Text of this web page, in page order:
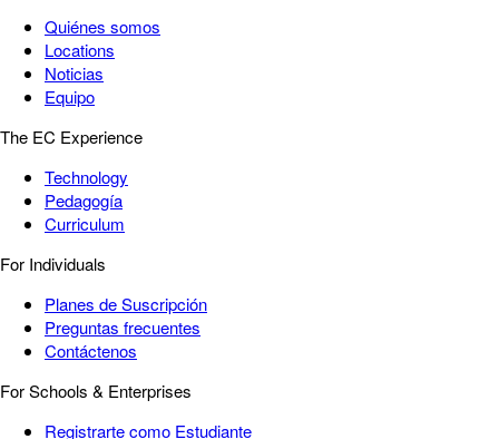
Quiénes somos
Locations
Noticias
Equipo
The EC Experience
Technology
Pedagogía
Curriculum
For Individuals
Planes de Suscripción
Preguntas frecuentes
Contáctenos
For Schools & Enterprises
Registrarte como Estudiante